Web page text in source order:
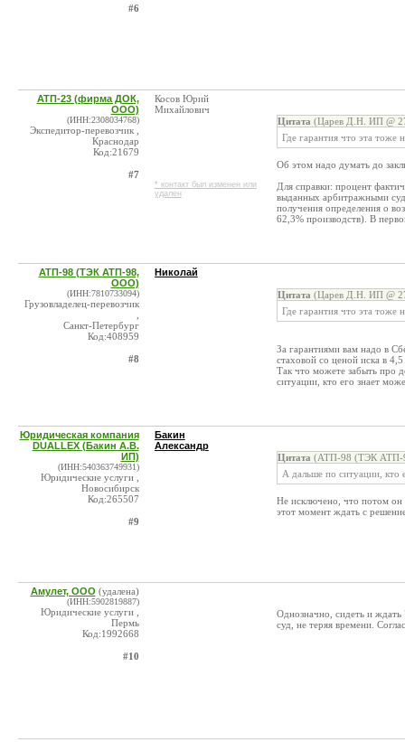
#6
АТП-23 (фирма ДОК,
ООО)
(ИНН:2308034768)
Экспедитор-перевозчик ,
Краснодар
Код:21679
#7
Косов Юрий
Михайлович
* контакт был изменен или
удален
Цитата (Царев Д.Н. ИП @
Где гарантия что эта тоже
Об этом надо думать до
Для справки: процент
выданных арбитражными
получения определения о
62,3% производств). В
АТП-98 (ТЭК АТП-98,
ООО)
(ИНН:7810733094)
Грузовладелец-перевозчик
Санкт-Петербург
Код:408959
#8
Николай
Цитата (Царев Д.Н. ИП @
Где гарантия что эта тоже
За гарантиями вам надо в
стаховой со ценой иска в
Так что можете забыть про
ситуации, кто его знает
Юридическая компания
DUALLEX (Бакин А.В.
ИП)
(ИНН:540363749931)
Юридические услуги ,
Новосибирск
Код:265507
#9
Бакин
Александр
Цитата (АТП-98 (ТЭК АТП-
А дальше по ситуации, кто
Не исключено, что потом он
этот момент ждать с
Амулет, ООО (удалена)
(ИНН:5902819887)
Юридические услуги ,
Пермь
Код:1992668
#10
Однозначно, сидеть и ждать
суд, не теряя времени.